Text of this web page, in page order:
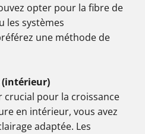
opter pour la fibre de
les systèmes
une méthode de
(intérieur)
crucial pour la croissance
en intérieur, vous avez
adaptée. Les